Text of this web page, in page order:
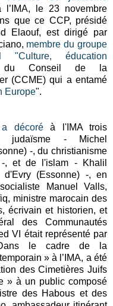
l’IMA, le 23 novembre
que ce CCP, présidé
Elaouf, est dirigé par
membre du groupe
"Culture, éducation
Conseil de la
(CCME) qui a entamé
Europe".
a décoréà l'IMA trois
judaïsme - Michel
-, du christianisme
, et de l'islam - Khalil
d'Evry (Essonne) -, en
Manuel Valls,
ministre marocain des
écrivain et historien, et
des Communautés
VI était représenté par
le cadre de la
» à l’IMA, a été
des Cimetières Juifs
» à un public composé
des Habous et des